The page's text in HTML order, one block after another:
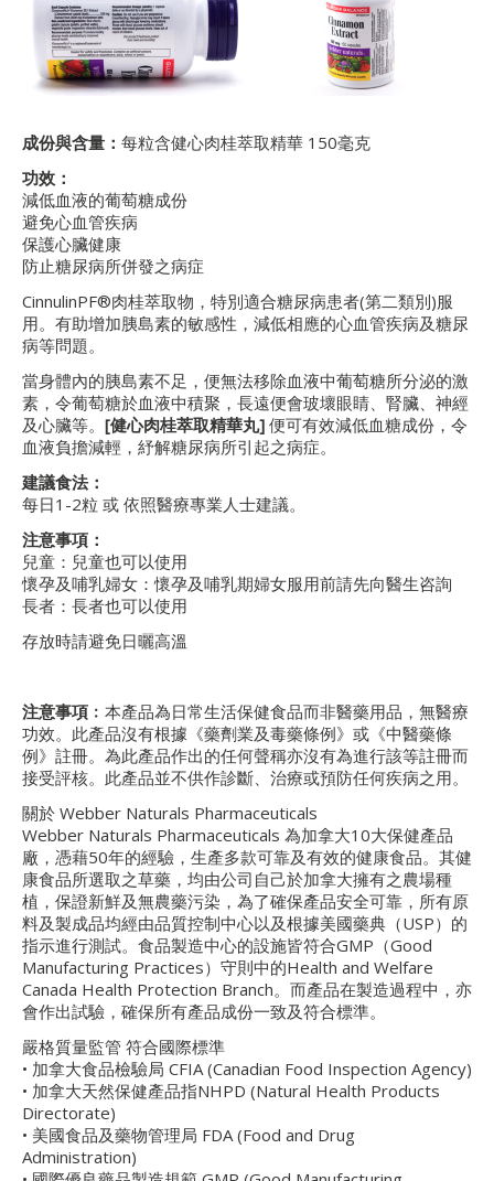
成份與含量： 每粒含健心肉桂萃取精華 150毫克
功效：
減低血液的葡萄糖成份
避免心血管疾病
保護心臟健康
防止糖尿病所併發之病症
CinnulinPF®肉桂萃取物，特別適合糖尿病患者(第二類別)服
用。有助增加胰島素的敏感性，減低相應的心血管疾病及糖尿
病等問題。
當身體內的胰島素不足，便無法移除血液中葡萄糖所分泌的激
素，令葡萄糖於血液中積聚，長遠便會玻壞眼睛、腎臟、神經
及心臟等。 [健心肉桂萃取精華丸] 便可有效減低血糖成份，令
血液負擔減輕，紓解糖尿病所引起之病症。
建議食法：
每日1-2粒 或 依照醫療專業人士建議。
注意事項：
兒童：兒童也可以使用
懷孕及哺乳婦女：懷孕及哺乳期婦女服用前請先向醫生咨詢
長者：長者也可以使用
存放時請避免日曬高溫
注意事項﹕ 本產品為日常生活保健食品而非醫藥用品，無醫療
功效。此產品沒有根據《藥劑業及毒藥條例》或《中醫藥條
例》註冊。為此產品作出的任何聲稱亦沒有為進行該等註冊而
接受評核。此產品並不供作診斷、治療或預防任何疾病之用。
關於 Webber Naturals Pharmaceuticals
Webber Naturals Pharmaceuticals 為加拿大10大保健產品
廠，憑藉50年的經驗，生產多款可靠及有效的健康食品。其健
康食品所選取之草藥，均由公司自己於加拿大擁有之農場種
植，保證新鮮及無農藥污染，為了確保產品安全可靠，所有原
料及製成品均經由品質控制中心以及根據美國藥典（USP）的
指示進行測試。食品製造中心的設施皆符合GMP（Good
Manufacturing Practices）守則中的Health and Welfare
Canada Health Protection Branch。而產品在製造過程中，亦
會作出試驗，確保所有產品成份一致及符合標準。
嚴格質量監管 符合國際標準
• 加拿大食品檢驗局 CFIA (Canadian Food Inspection Agency)
• 加拿大天然保健產品指NHPD (Natural Health Products
Directorate)
• 美國食品及藥物管理局 FDA (Food and Drug
Administration)